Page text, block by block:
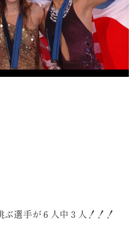
ぶ選手が６人中３人！！！